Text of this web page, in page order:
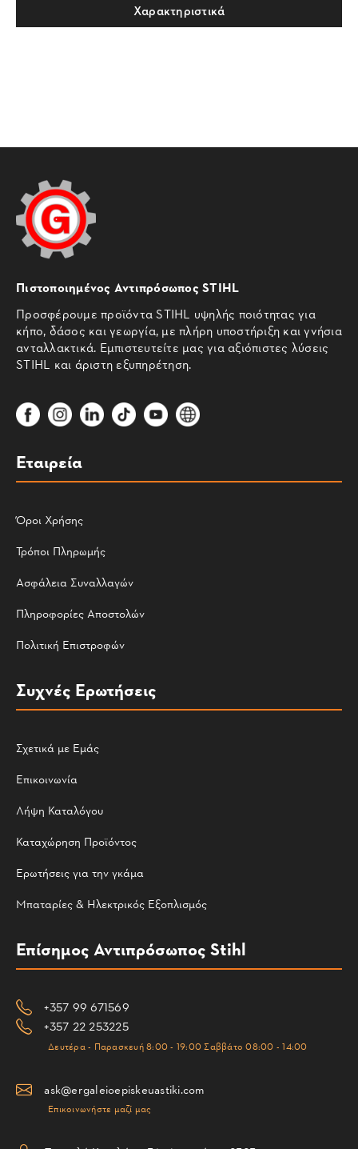
Χαρακτηριστικά
Πιστοποιημένος Αντιπρόσωπος STIHL
Προσφέρουμε προϊόντα STIHL υψηλής ποιότητας για
κήπο, δάσος και γεωργία, με πλήρη υποστήριξη και γνήσια
ανταλλακτικά. Εμπιστευτείτε μας για αξιόπιστες λύσεις
STIHL και άριστη εξυπηρέτηση.
Εταιρεία
Όροι Χρήσης
Τρόποι Πληρωμής
Ασφάλεια Συναλλαγών
Πληροφορίες Αποστολών
Πολιτική Επιστροφών
Συχνές Ερωτήσεις
Σχετικά με Εμάς
Επικοινωνία
Λήψη Καταλόγου
Καταχώρηση Προϊόντος
Ερωτήσεις για την γκάμα
Μπαταρίες & Ηλεκτρικός Εξοπλισμός
Επίσημος Αντιπρόσωπος Stihl
+357 99 671569
+357 22 253225
Δευτέρα - Παρασκευή 8:00 - 19:00 Σαββάτο 08:00 - 14:00
ask@ergaleioepiskeuastiki.com
Επικοινωνήστε μαζί μας